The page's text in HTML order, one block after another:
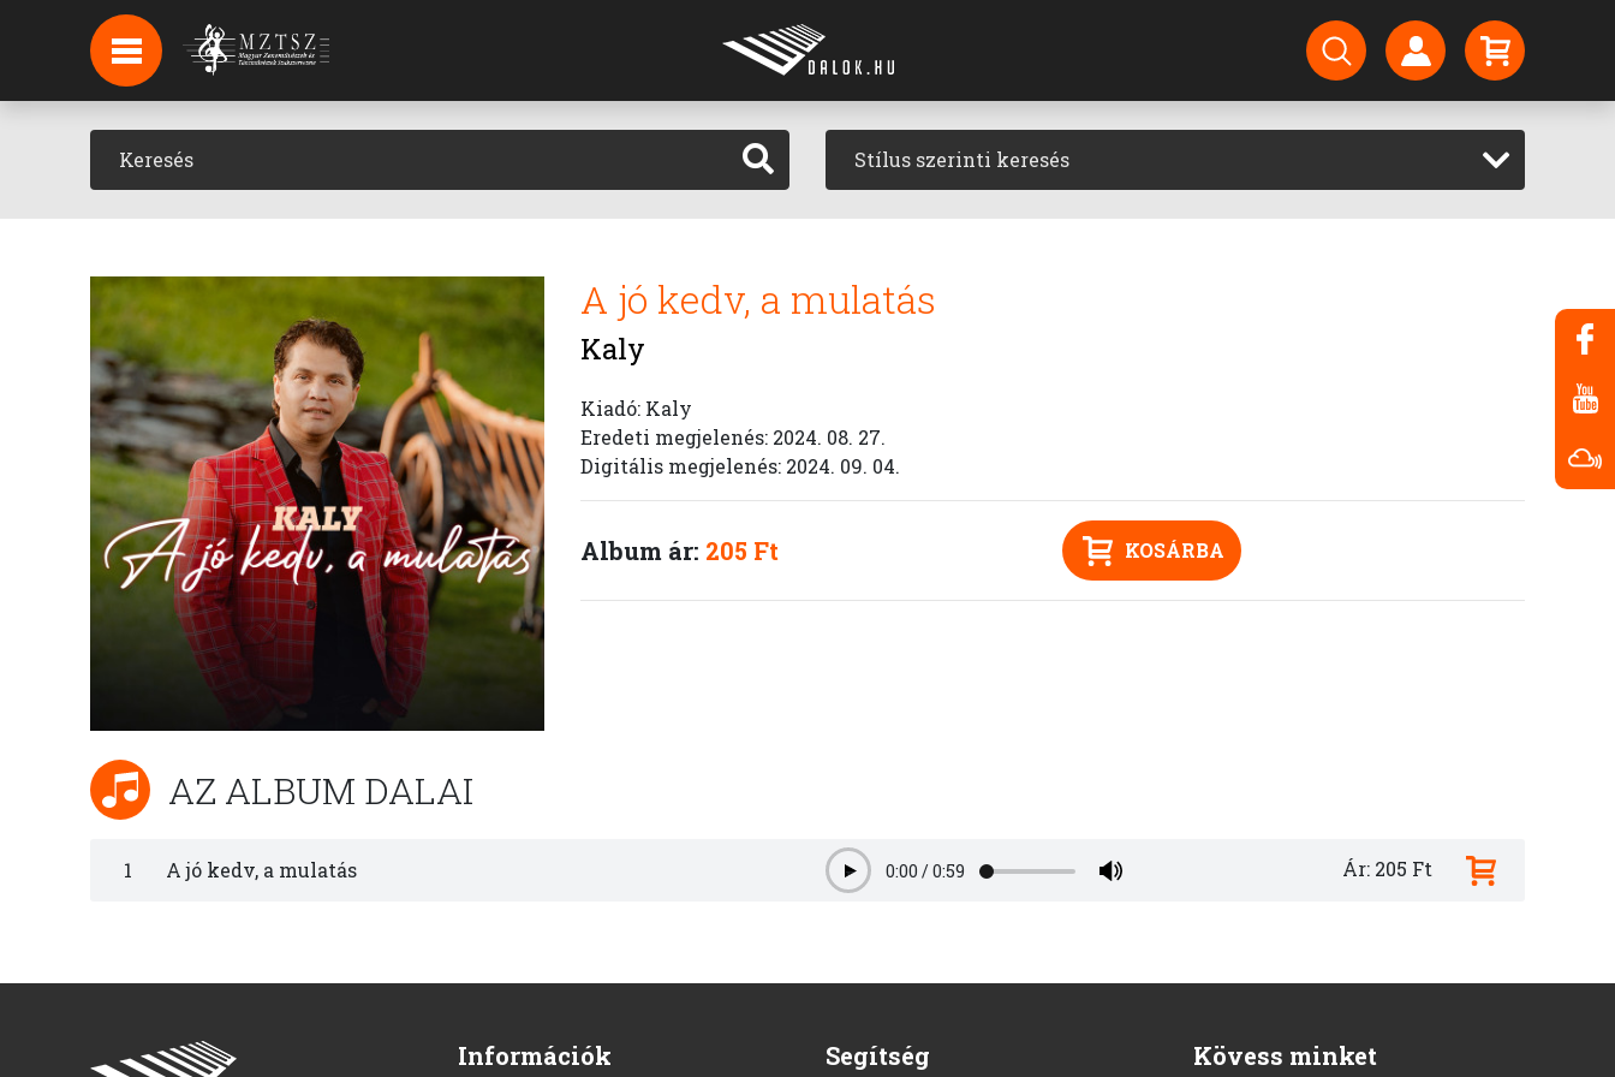
HÍREK
HÍRLEVÉL FELIRATKOZÁS
PODCAST Stílus szerinti keresés
A jó kedv, a mulatás
Kaly
Kiadó: Kaly
Eredeti megjelenés: 2024. 08. 27.
Digitális megjelenés: 2024. 09. 04.
Album ár: 205 Ft KOSÁRBA
AZ ALBUM DALAI
1 A jó kedv, a mulatás Play0:00 /0:59 Ár: 205 Ft
Információk Segítség Kövess minket